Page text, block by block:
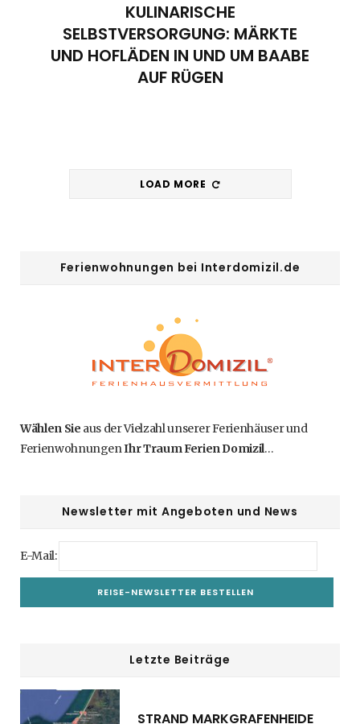
KULINARISCHE
SELBSTVERSORGUNG: MÄRKTE
UND HOFLÄDEN IN UND UM BAABE
AUF RÜGEN
LOAD MORE
Ferienwohnungen bei Interdomizil.de
Wählen Sie aus der Vielzahl unserer Ferienhäuser und
FerienwohnungenIhr Traum Ferien Domizil…
Newsletter mit Angeboten und News
E-Mail:
Letzte Beiträge
STRAND MARKGRAFENHEIDE